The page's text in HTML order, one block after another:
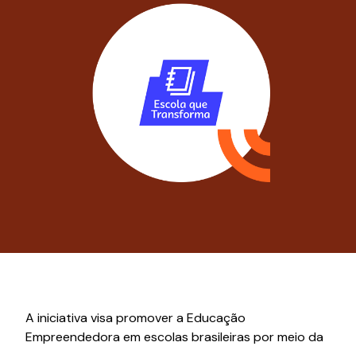
A iniciativa visa promover a Educação
Empreendedora em escolas brasileiras por meio da